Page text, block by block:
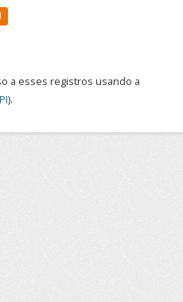
a esses registros usando a
).